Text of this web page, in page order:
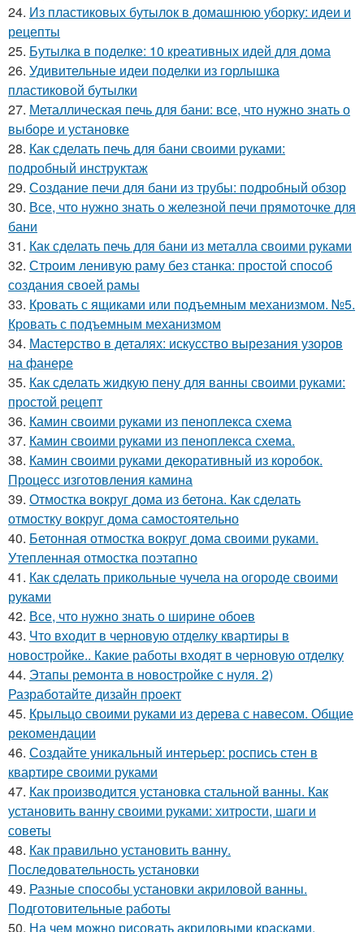
24. Из пластиковых бутылок в домашнюю уборку: идеи и
рецепты
25. Бутылка в поделке: 10 креативных идей для дома
26. Удивительные идеи поделки из горлышка
пластиковой бутылки
27. Металлическая печь для бани: все, что нужно знать о
выборе и установке
28. Как сделать печь для бани своими руками:
подробный инструктаж
29. Создание печи для бани из трубы: подробный обзор
30. Все, что нужно знать о железной печи прямоточке для
бани
31. Как сделать печь для бани из металла своими руками
32. Строим ленивую раму без станка: простой способ
создания своей рамы
33. Кровать с ящиками или подъемным механизмом. №5.
Кровать с подъемным механизмом
34. Мастерство в деталях: искусство вырезания узоров
на фанере
35. Как сделать жидкую пену для ванны своими руками:
простой рецепт
36. Камин своими руками из пеноплекса схема
37. Камин своими руками из пеноплекса схема.
38. Камин своими руками декоративный из коробок.
Процесс изготовления камина
39. Отмостка вокруг дома из бетона. Как сделать
отмостку вокруг дома самостоятельно
40. Бетонная отмостка вокруг дома своими руками.
Утепленная отмостка поэтапно
41. Как сделать прикольные чучела на огороде своими
руками
42. Все, что нужно знать о ширине обоев
43. Что входит в черновую отделку квартиры в
новостройке.. Какие работы входят в черновую отделку
44. Этапы ремонта в новостройке с нуля. 2)
Разработайте дизайн проект
45. Крыльцо своими руками из дерева с навесом. Общие
рекомендации
46. Создайте уникальный интерьер: роспись стен в
квартире своими руками
47. Как производится установка стальной ванны. Как
установить ванну своими руками: хитрости, шаги и
советы
48. Как правильно установить ванну.
Последовательность установки
49. Разные способы установки акриловой ванны.
Подготовительные работы
50. На чем можно рисовать акриловыми красками.